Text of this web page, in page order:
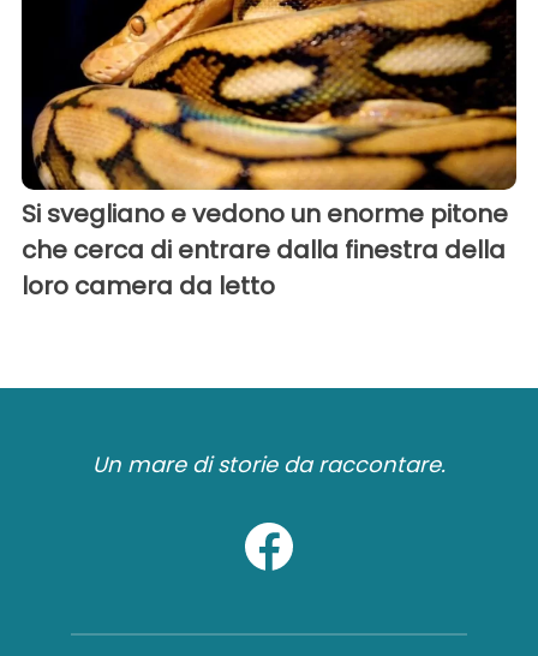
Si svegliano e vedono un enorme pitone
che cerca di entrare dalla finestra della
loro camera da letto
Un mare di storie da raccontare.